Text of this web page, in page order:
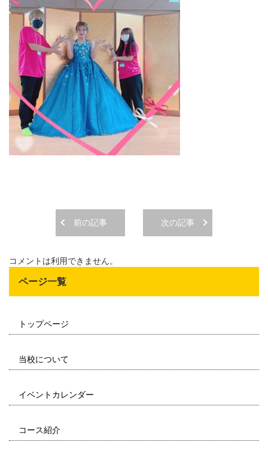
前の記事 次の記事
コメントは利用できません。
ページ一覧
トップページ
当校について
イベントカレンダー
コース紹介